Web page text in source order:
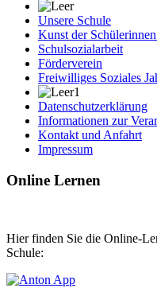
Unsere Schule
Kunst der
Schulsozialarbeit
Förderverein
Freiwilliges Soziales
Datenschutzerklärung
Informationen zur
Kontakt und Anfahrt
Impressum
Online Lernen
Hier finden Sie die Online-
Schule: